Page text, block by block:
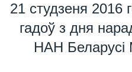
21 студзеня 2016
гадоў з дня
НАН Беларусі